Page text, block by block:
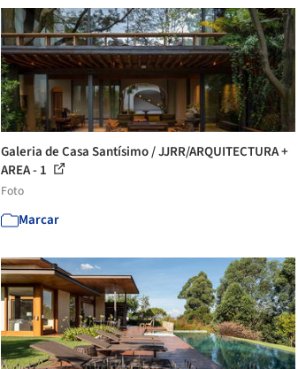
Galeria de Casa Santísimo / JJRR/ARQUITECTURA +
AREA - 1
Foto
Marcar